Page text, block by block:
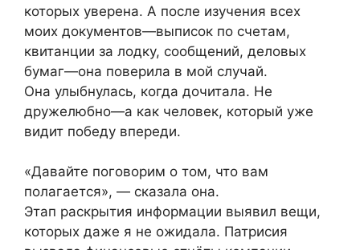
которых уверена. А после изучения всех
моих документов—выписок по счетам,
квитанции за лодку, сообщений, деловых
бумаг—она поверила в мой случай.
Она улыбнулась, когда дочитала. Не
дружелюбно—а как человек, который уже
видит победу впереди.
«Давайте поговорим о том, что вам
полагается», — сказала она.
Этап раскрытия информации выявил вещи,
которых даже я не ожидала. Патрисия